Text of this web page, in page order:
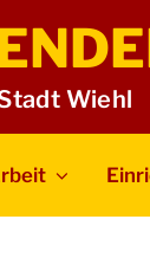
Wiehl